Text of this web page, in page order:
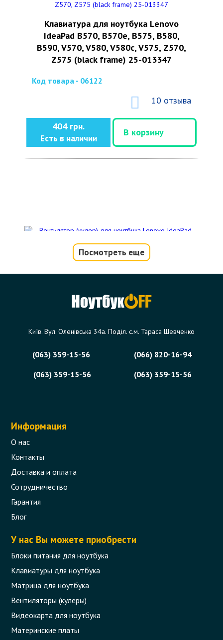
Клавиатура для ноутбука Lenovo
IdeaPad B570, B570e, B575, B580,
B590, V570, V580, V580c, V575, Z570,
Z575 (black frame) 25-013347
Код товара - 06122
10 отзыва
404 грн.
Есть в наличии
В корзину
Вентилятор (кулер) для ноутбука
357 грн.
Нет в наличии
Петли (левая и правая) для ноутбука
Код товара - 08777
290 грн.
Нет в наличии
Посмотреть еще
Київ. Вул. Оленівська 34а. Поділ. с.м. Тараса Шевченко
(063) 359-15-56
(066) 820-16-94
(063) 359-15-56
(063) 359-15-56
Информация
О нас
Контакты
Доставка и оплата
Сотрудничество
Гарантия
Блог
У нас Вы можете приобрести
Блоки питания для ноутбука
Клавиатуры для ноутбука
Матрица для ноутбука
Вентиляторы (кулеры)
Видеокарта для ноутбука
Материнские платы